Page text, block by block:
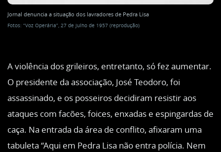
Jornal denuncia a situação dos lavradores de Pedra Lisa
Fotos: “Voz Operária”, 27 de julho de 1957 (reprodução)
A violência dos grileiros, entretanto, só fez aumentar.
O presidente da associação, José Teodoro, foi
assassinado, e os posseiros decidiram resistir aos
ataques com facões, foices, enxadas e espingardas de
caça. Na entrada da área de conflito, afixaram uma
tabuleta “Aqui em Pedra Lisa não entra polícia. Nem